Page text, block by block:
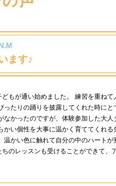
ます♪
もが通い始めました。 練習を重ね
たりの踊りを披露してくれた時に
かったのですが、体験参加した大
い個性を大事に温かく育ててくれ
かい色に触れて自分の中のハート
のレッスンも受けることができて、